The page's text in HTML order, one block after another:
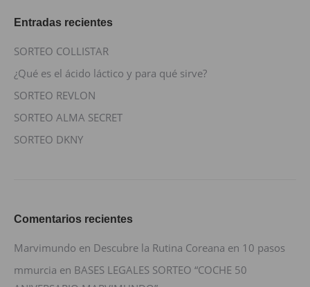
Entradas recientes
SORTEO COLLISTAR
¿Qué es el ácido láctico y para qué sirve?
SORTEO REVLON
SORTEO ALMA SECRET
SORTEO DKNY
Comentarios recientes
Marvimundo en Descubre la Rutina Coreana en 10 pasos
mmurcia en BASES LEGALES SORTEO “COCHE 50